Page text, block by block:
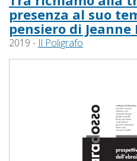
presenza al suo
pensiero di Jeanne
2019 - Il Poligrafo